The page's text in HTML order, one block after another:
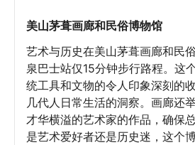
美山茅葺画廊和民俗博物馆
艺术与历史在美山茅葺画廊和民
泉巴士站仅15分钟步行路程。这
统工具和文物的令人印象深刻的
几代人日常生活的洞察。画廊还
才华横溢的艺术家的作品，确保
是艺术爱好者还是历史迷，这个